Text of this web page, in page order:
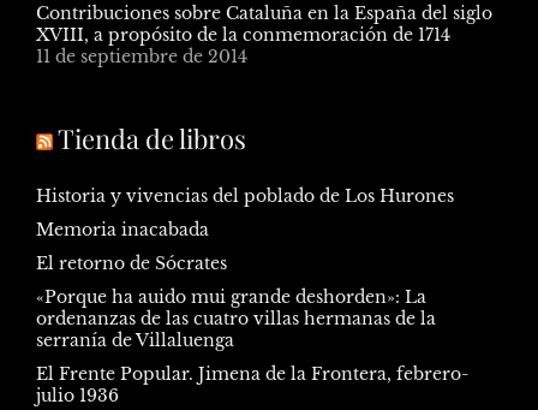
Contribuciones sobre Cataluña en la España del siglo
XVIII, a propósito de la conmemoración de 1714
11 de septiembre de 2014
Tienda de libros
Historia y vivencias del poblado de Los Hurones
Memoria inacabada
El retorno de Sócrates
«Porque ha auido mui grande deshorden»: La
ordenanzas de las cuatro villas hermanas de la
serranía de Villaluenga
El Frente Popular. Jimena de la Frontera, febrero-
julio 1936